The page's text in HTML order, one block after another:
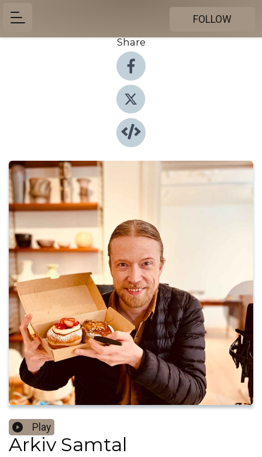
FOLLOW
Share
Play
Arkiv Samtal